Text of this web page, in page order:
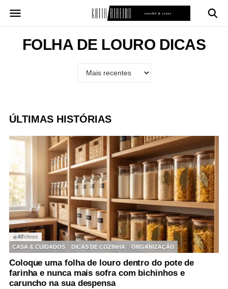
para
conteúdoFOLHA DE LOURO DICAS
ÚLTIMAS HISTÓRIAS
◉48Views
CASA & CUIDADOS
DICAS DE COZINHA ORGANIZAÇÃO
Coloque uma folha de louro dentro do pote de
farinha e nunca mais sofra com bichinhos e
caruncho na sua despensa